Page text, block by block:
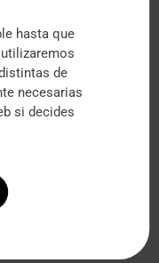
vía externa
de la vía
que no son
realiza una
hasta que
de
necesarias
si decides